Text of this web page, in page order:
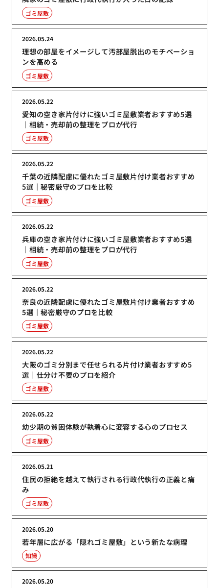
ゴミ屋敷
理想の部屋をイメージして汚部屋脱出のモチベーショ
ンを高める
2026.05.24
ゴミ屋敷
愛知の空き家片付けに強いゴミ屋敷業者おすすめ5選
｜相続・売却前の整理をプロが代行
2026.05.22
ゴミ屋敷
千葉の近隣配慮に優れたゴミ屋敷片付け業者おすすめ
5選｜秘密厳守のプロを比較
2026.05.22
ゴミ屋敷
兵庫の空き家片付けに強いゴミ屋敷業者おすすめ5選
｜相続・売却前の整理をプロが代行
2026.05.22
ゴミ屋敷
奈良の近隣配慮に優れたゴミ屋敷片付け業者おすすめ
5選｜秘密厳守のプロを比較
2026.05.22
ゴミ屋敷
大阪のゴミ分別まで任せられる片付け業者おすすめ5
選｜仕分け不要のプロを紹介
2026.05.22
ゴミ屋敷
幼少期の貧困体験が執着心に変容する心のプロセス
2026.05.22
ゴミ屋敷
住民の拒絶を越えて執行される行政代執行の正義と痛
み
2026.05.21
ゴミ屋敷
若年層に広がる「隠れゴミ屋敷」という新たな病理
2026.05.20
知識
2026.05.20